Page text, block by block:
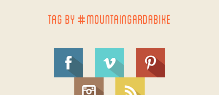
TAG BY #MOUNTAINGARDABIKE